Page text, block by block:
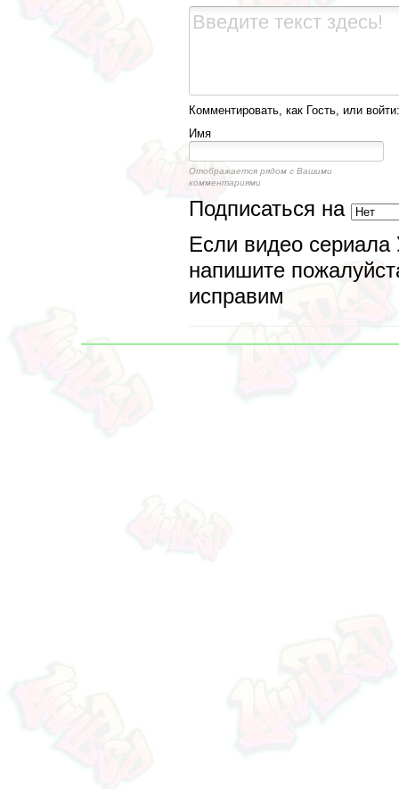
Комментировать, как Гость, или войти:
Имя
Отображается рядом с Вашими
комментариями
Подписаться на
Если видео сериала
напишите
исправим